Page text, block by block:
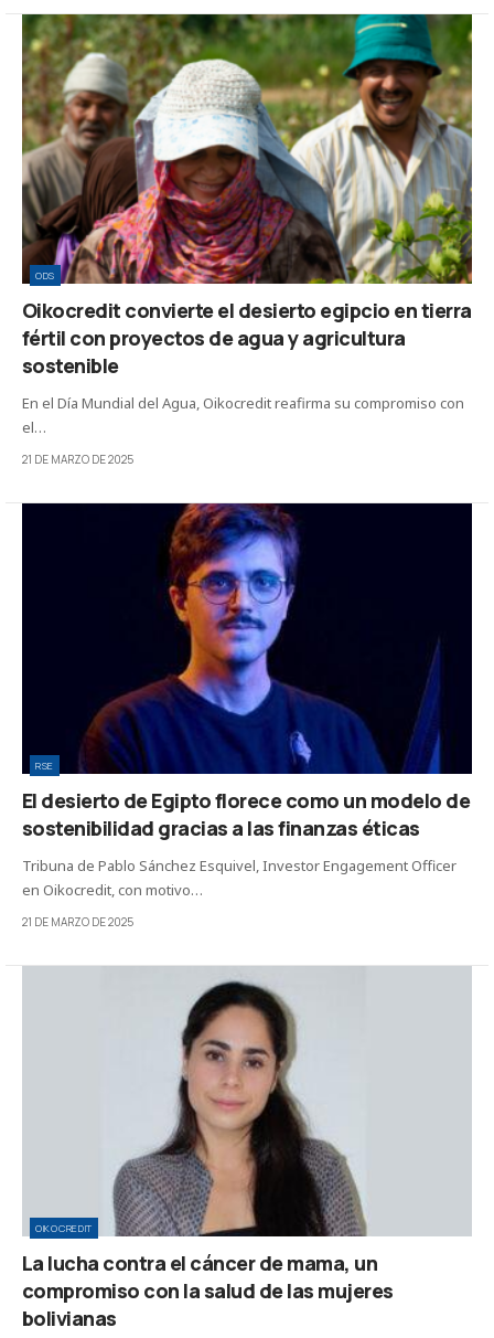
ODS
Oikocredit convierte el desierto egipcio en tierra
fértil con proyectos de agua y agricultura
sostenible
En el Día Mundial del Agua, Oikocredit reafirma su compromiso con
el…
21 DE MARZO DE 2025
RSE
El desierto de Egipto florece como un modelo de
sostenibilidad gracias a las finanzas éticas
Tribuna de Pablo Sánchez Esquivel, Investor Engagement Officer
en Oikocredit, con motivo…
21 DE MARZO DE 2025
OIKOCREDIT
La lucha contra el cáncer de mama, un
compromiso con la salud de las mujeres
bolivianas